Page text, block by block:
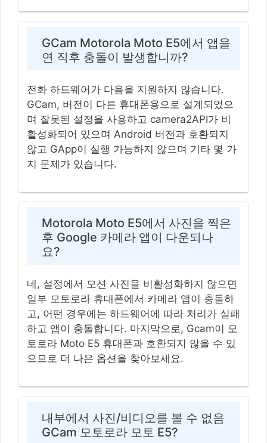
GCam Motorola Moto E5에서 앱을
연 직후 충돌이 발생합니까?
전화 하드웨어가 다음을 지원하지 않습니다.
GCam, 버전이 다른 휴대폰용으로 설계되었으
며 잘못된 설정을 사용하고 camera2API가 비
활성화되어 있으며 Android 버전과 호환되지
않고 GApp이 실행 가능하지 않으며 기타 몇 가
지 문제가 있습니다.
Motorola Moto E5에서 사진을 찍은
후 Google 카메라 앱이 다운되나
요?
네, 설정에서 모션 사진을 비활성화하지 않으면
일부 모토로라 휴대폰에서 카메라 앱이 충돌하
고, 어떤 경우에는 하드웨어에 따라 처리가 실패
하고 앱이 충돌합니다. 마지막으로, Gcam이 모
토로라 Moto E5 휴대폰과 호환되지 않을 수 있
으므로 더 나은 옵션을 찾아보세요.
내부에서 사진/비디오를 볼 수 없음
GCam 모토로라 모토 E5?